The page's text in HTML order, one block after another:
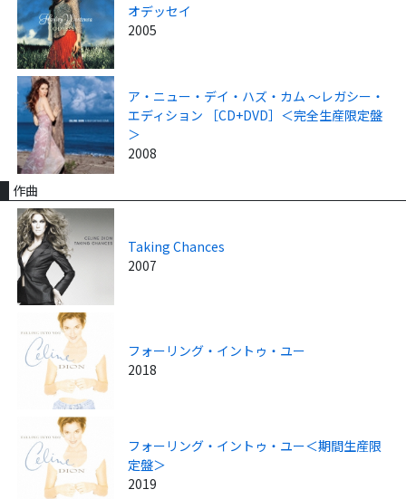
オデッセイ
2005
ア・ニュー・デイ・ハズ・カム ～レガシー・
エディション ［CD+DVD］＜完全生産限定盤
＞
2008
作曲
Taking Chances
2007
フォーリング・イントゥ・ユー
2018
フォーリング・イントゥ・ユー＜期間生産限
定盤＞
2019